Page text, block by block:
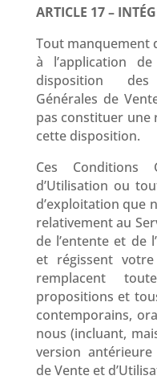
ARTICLE 17 –
Tout manquement
à l’application
disposition
Générales de
pas constituer une
cette disposition.
Ces Conditions
d’Utilisation ou
d’exploitation que
relativement au
de l’entente et de
et régissent
remplacent
propositions et
contemporains,
nous (incluant,
version
de Vente et